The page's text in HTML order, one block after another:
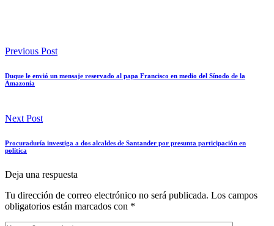
Previous Post
Duque le envió un mensaje reservado al papa Francisco en medio del Sínodo de la
Amazonía
Next Post
Procuraduría investiga a dos alcaldes de Santander por presunta participación en
política
Deja una respuesta
Tu dirección de correo electrónico no será publicada. Los campos
obligatorios están marcados con *